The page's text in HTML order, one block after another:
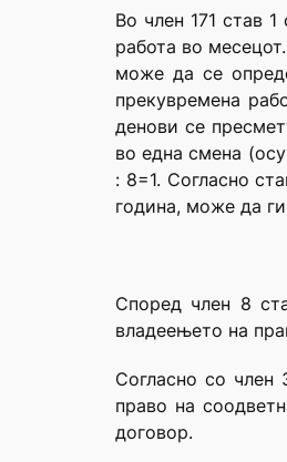
Во член 171 став
работа во
може да се
прекувремена
денови се
во една смена
: 8=1. Согласно
година, може да
Според член 8
владеењето на
Согласно со член
право на
договор.